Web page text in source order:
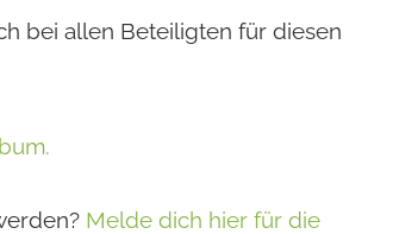
bei allen Beteiligten für diesen
Melde dich hier für die